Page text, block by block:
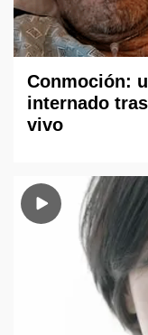
Conmoción:
internado
vivo